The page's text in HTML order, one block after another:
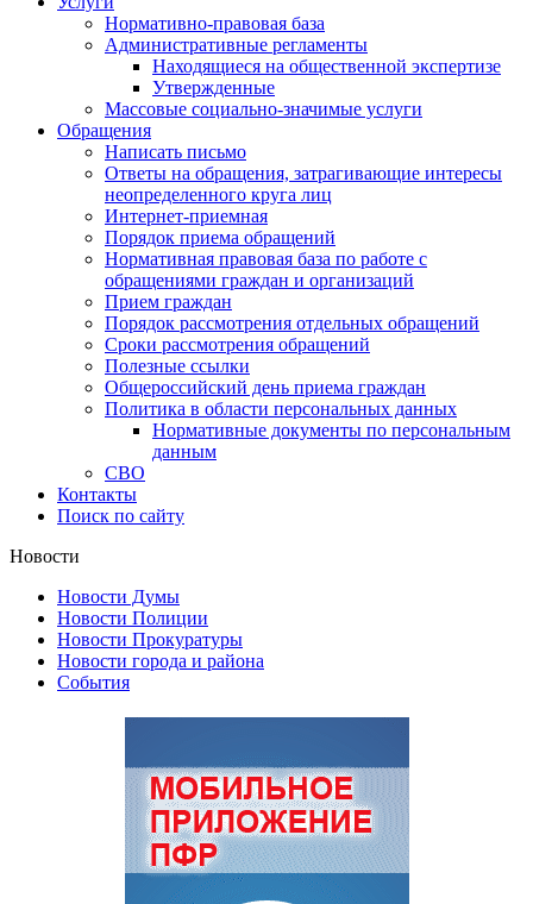
Нормативно-правовая база
Административные регламенты
Находящиеся на общественной экспертизе
Утвержденные
Массовые социально-значимые услуги
Обращения
Написать письмо
Ответы на обращения, затрагивающие интересы
неопределенного круга лиц
Интернет-приемная
Порядок приема обращений
Нормативная правовая база по работе с
обращениями граждан и организаций
Прием граждан
Порядок рассмотрения отдельных обращений
Сроки рассмотрения обращений
Полезные ссылки
Общероссийский день приема граждан
Политика в области персональных данных
Нормативные документы по персональным
данным
СВО
Контакты
Поиск по сайту
Новости
Новости Думы
Новости Полиции
Новости Прокуратуры
Новости города и района
События